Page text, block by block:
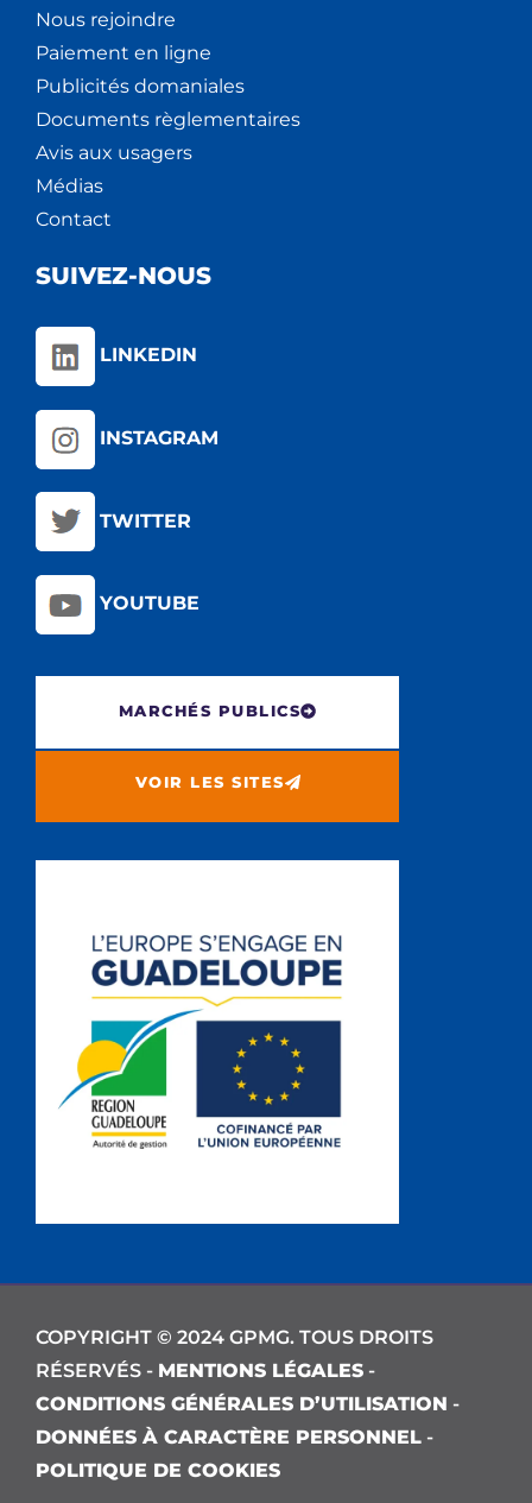
Nous rejoindre
Paiement en ligne
Publicités domaniales
Documents règlementaires
Avis aux usagers
Médias
Contact
SUIVEZ-NOUS
LINKEDIN
INSTAGRAM
TWITTER
YOUTUBE
MARCHÉS PUBLICS
VOIR LES SITES
COPYRIGHT © 2024 GPMG. TOUS DROITS
RÉSERVÉS - MENTIONS LÉGALES -
CONDITIONS GÉNÉRALES D’UTILISATION -
DONNÉES À CARACTÈRE PERSONNEL -
POLITIQUE DE COOKIES